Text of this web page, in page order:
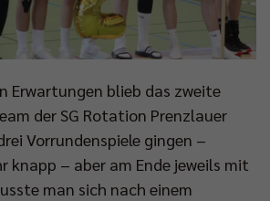
Erwartungen blieb das zweite
der SG Rotation Prenzlauer
Vorrundenspiele gingen –
knapp – aber am Ende jeweils mit
man sich nach einem